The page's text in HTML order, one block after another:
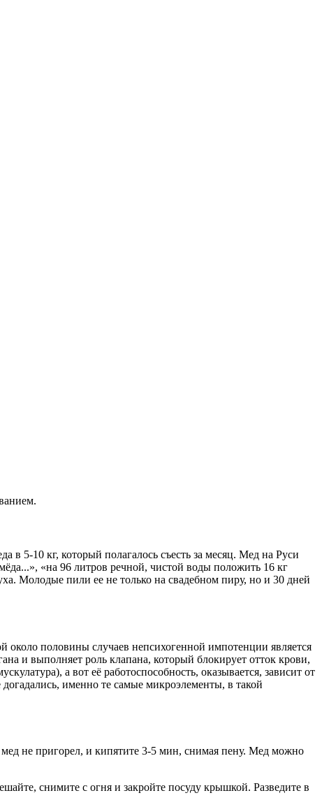
5-10 кг, который полагалось съесть за месяц. Мед на Руси
«на 96 литров речной, чистой воды положить 16 кг
Молодые пили ее не только на свадебном пиру, но и 30 дней
половины случаев непсихогенной импотенции является
и выполняет роль клапана, который блокирует отток крови,
а вот её работоспособность, оказывается, зависит от
именно те самые микроэлементы, в такой
не пригорел, и кипятите 3-5 мин, снимая пену. Мед можно
снимите с огня и закройте посуду крышкой. Разведите в